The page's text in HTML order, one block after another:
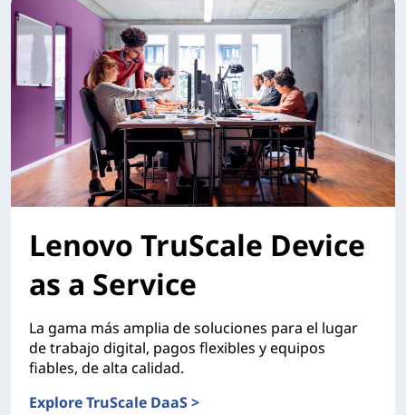
Lenovo TruScale Device
as a Service
La gama más amplia de soluciones para el lugar
de trabajo digital, pagos flexibles y equipos
fiables, de alta calidad.
Explore TruScale DaaS >